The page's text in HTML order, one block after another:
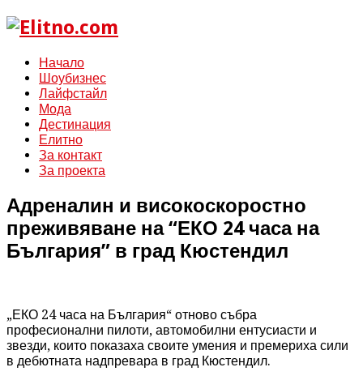
Начало
Шоубизнес
Лайфстайл
Мода
Дестинация
Елитно
За контакт
За проекта
Адреналин и високоскоростно
преживяване на “ЕКО 24 часа на
България” в град Кюстендил
„ЕКО 24 часа на България“ отново събра
професионални пилоти, автомобилни ентусиасти и
звезди, които показаха своите умения и премериха сили
в дебютната надпревара в град Кюстендил.